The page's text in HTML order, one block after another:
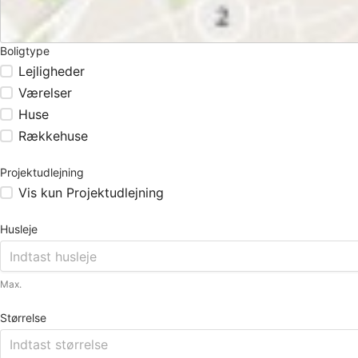
Boligtype
Lejligheder
Værelser
Huse
Rækkehuse
Projektudlejning
Vis kun Projektudlejning
Husleje
Max.
Størrelse